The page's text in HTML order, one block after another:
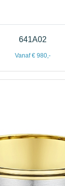
641A02
Vanaf € 980,-